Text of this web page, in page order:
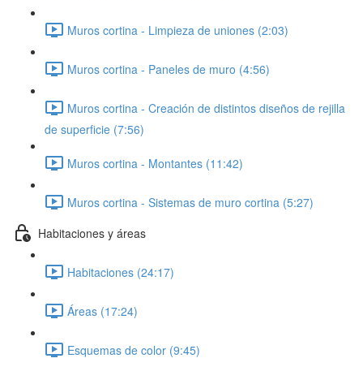
Muros cortina - Limpieza de uniones (2:03)
Muros cortina - Paneles de muro (4:56)
Muros cortina - Creación de distintos diseños de rejilla
de superficie (7:56)
Muros cortina - Montantes (11:42)
Muros cortina - Sistemas de muro cortina (5:27)
Habitaciones y áreas
Habitaciones (24:17)
Áreas (17:24)
Esquemas de color (9:45)